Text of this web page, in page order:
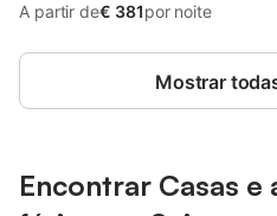
A partir de€ 381por noite
Mostrar
Encontrar Casas